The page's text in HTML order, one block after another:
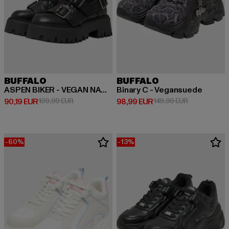
BUFFALO
ASPEN BIKER - VEGAN NAPPA
90,19 EUR
Derzeitiger Preis: 90,19 EUR
109,99 EURAktionspreis: 109,99 EUR
BUFFALO
Binary C - Vegansuede
98,99 EUR
Derzeitiger Preis: 98,99 EUR
149,99 EURAktionspreis:
-60% -13%